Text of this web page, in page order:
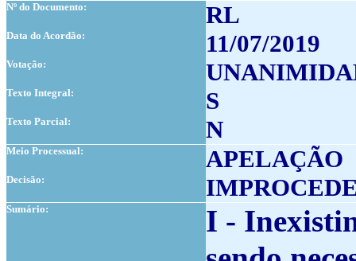
Nº do Documento: RL
Data do Acordão: 11/07/2019
Votação:
Texto Integral: S
Texto Parcial: N
Meio Processual: APELAÇÃO
Decisão:
Sumário:
I -